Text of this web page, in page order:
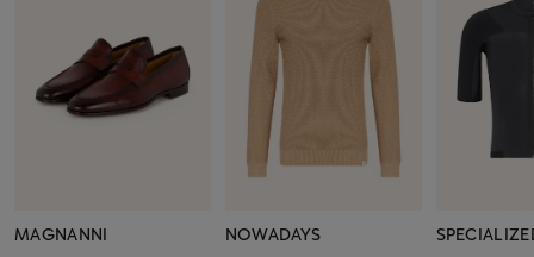
MAGNANNI
NOWADAYS